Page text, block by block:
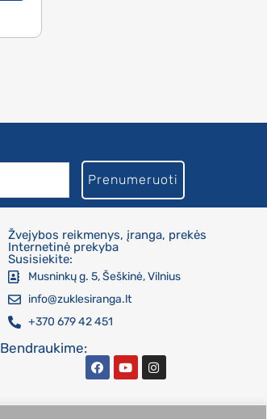
Prenumeruoti
Žvejybos reikmenys, įranga, prekės
Internetinė prekyba
Susisiekite:
Musninkų g. 5, Šeškinė, Vilnius
info@zuklesiranga.lt
+370 679 42 451
Bendraukime: